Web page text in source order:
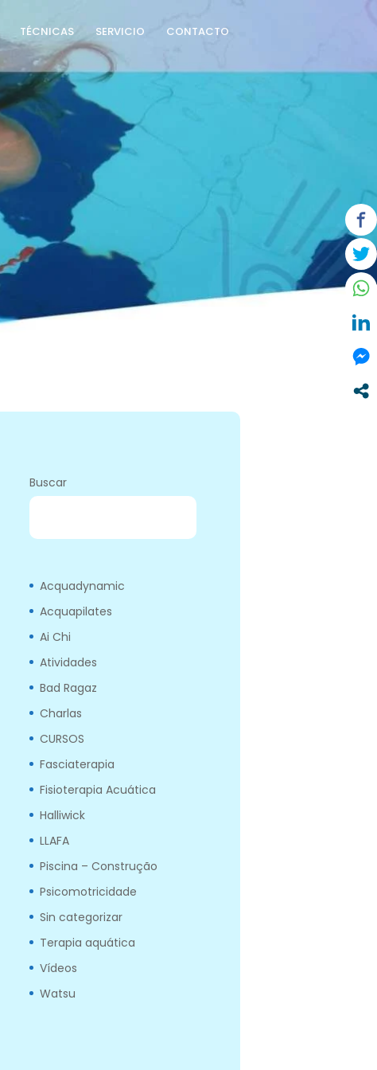
TÉCNICAS SERVICIO CONTACTO
Buscar
Acquadynamic
Acquapilates
Ai Chi
Atividades
Bad Ragaz
Charlas
CURSOS
Fasciaterapia
Fisioterapia Acuática
Halliwick
LLAFA
Piscina – Construção
Psicomotricidade
Sin categorizar
Terapia aquática
Vídeos
Watsu